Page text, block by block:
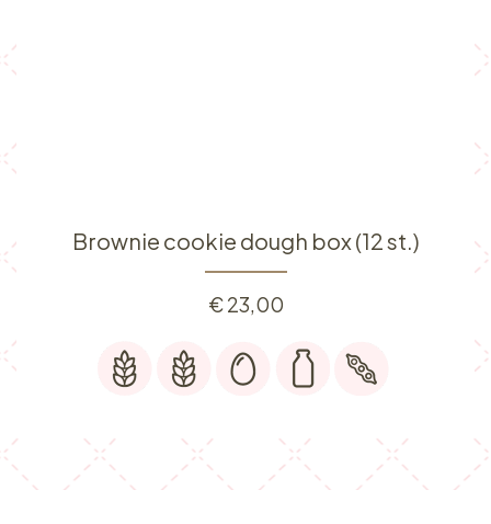
Brownie cookie dough box (12 st.)
€23,00